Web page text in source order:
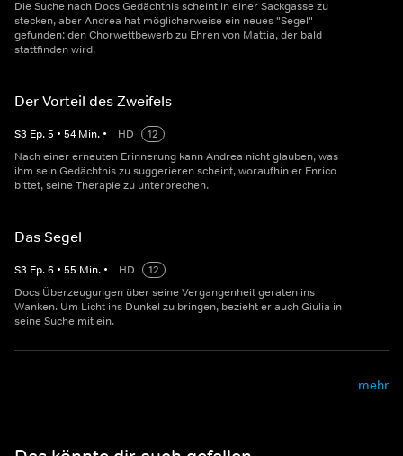
Die Suche nach Docs Gedächtnis scheint in einer Sackgasse zu
stecken, aber Andrea hat möglicherweise ein neues "Segel"
gefunden: den Chorwettbewerb zu Ehren von Mattia, der bald
stattfinden wird.
Der Vorteil des Zweifels
S3 Ep.5 • 54 Min. • HD
12
Nach einer erneuten Erinnerung kann Andrea nicht glauben, was
ihm sein Gedächtnis zu suggerieren scheint, woraufhin er Enrico
bittet, seine Therapie zu unterbrechen.
Das Segel
S3 Ep.6 • 55 Min. • HD
12
Docs Überzeugungen über seine Vergangenheit geraten ins
Wanken. Um Licht ins Dunkel zu bringen, bezieht er auch Giulia in
seine Suche mit ein.
mehr